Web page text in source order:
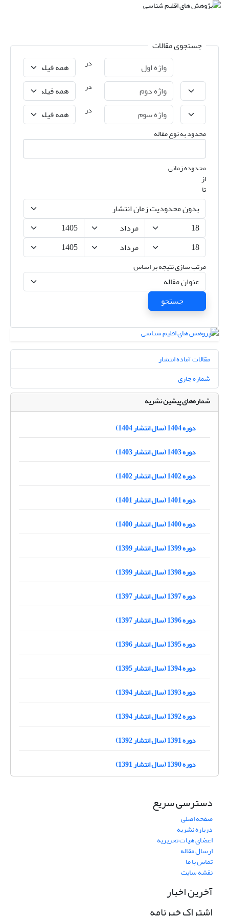
جستجوی مقالات
در
در
در
محدود به نوع مقاله
محدوده زمانی
از
تا
مرتب سازی نتیجه بر اساس
جستجو
مقالات آماده انتشار
شماره جاری
شماره‌های پیشین نشریه
دوره 1404 (سال انتشار 1404)
دوره 1403 (سال انتشار 1403)
دوره 1402 (سال انتشار 1402)
دوره 1401 (سال انتشار 1401)
دوره 1400 (سال انتشار 1400)
دوره 1399 (سال انتشار 1399)
دوره 1398 (سال انتشار 1399)
دوره 1397 (سال انتشار 1397)
دوره 1396 (سال انتشار 1397)
دوره 1395 (سال انتشار 1396)
دوره 1394 (سال انتشار 1395)
دوره 1393 (سال انتشار 1394)
دوره 1392 (سال انتشار 1394)
دوره 1391 (سال انتشار 1392)
دوره 1390 (سال انتشار 1391)
دسترسی سریع
صفحه اصلی
درباره نشریه
اعضای هیات تحریریه
ارسال مقاله
تماس با ما
نقشه سایت
آخرین اخبار